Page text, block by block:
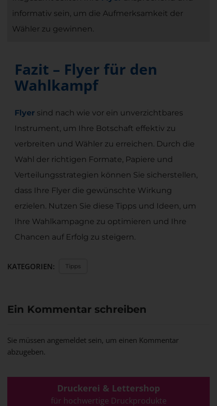
informativ sein, um die Aufmerksamkeit der
Wähler zu gewinnen.
Fazit – Flyer für den
Wahlkampf
Flyer sind nach wie vor ein unverzichtbares
Instrument, um Ihre Botschaft effektiv zu
verbreiten und Wähler zu erreichen. Durch die
Wahl der richtigen Formate, Papiere und
Verteilungsstrategien können Sie sicherstellen,
dass Ihre Flyer die gewünschte Wirkung
erzielen. Nutzen Sie diese Tipps und Ideen, um
Ihre Wahlkampagne zu optimieren und Ihre
Chancen auf Erfolg zu steigern.
KATEGORIEN: Tipps
Ein Kommentar schreiben
Sie müssen angemeldet sein, um einen Kommentar
abzugeben.
Druckerei & Lettershop
für hochwertige Druckprodukte